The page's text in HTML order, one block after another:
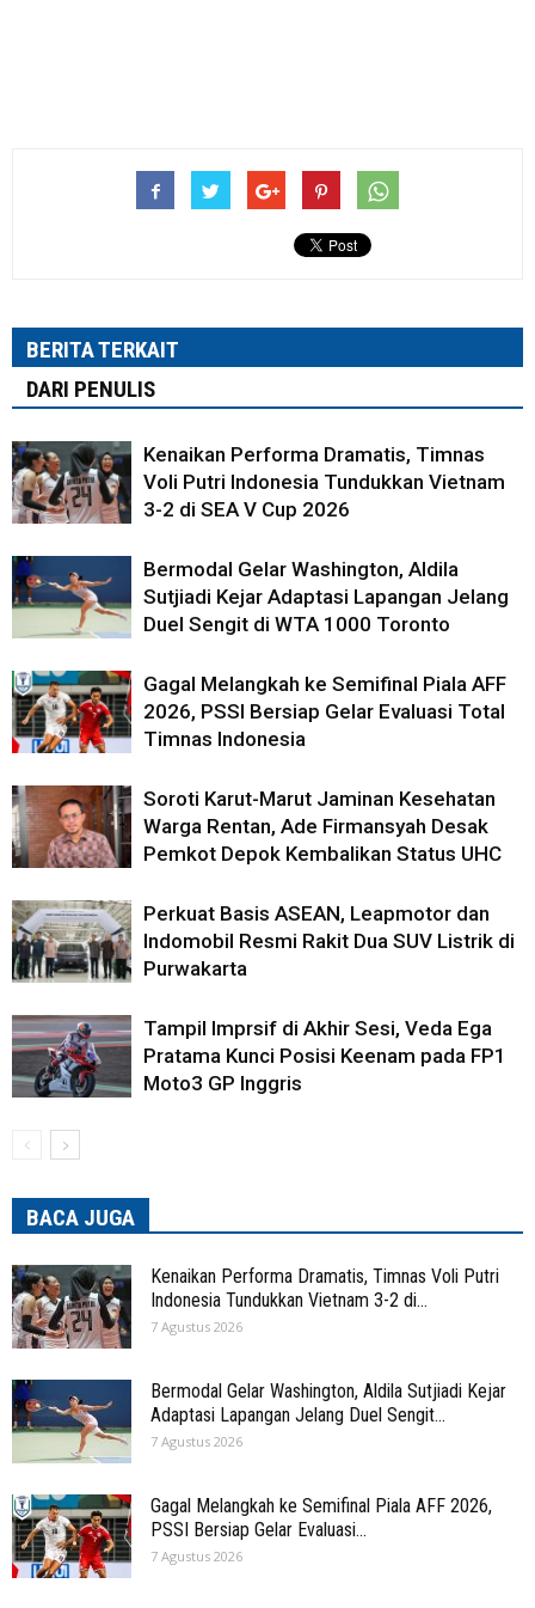
BERITA TERKAIT
DARI PENULIS
Kenaikan Performa Dramatis, Timnas
Voli Putri Indonesia Tundukkan Vietnam
3-2 di SEA V Cup 2026
Bermodal Gelar Washington, Aldila
Sutjiadi Kejar Adaptasi Lapangan Jelang
Duel Sengit di WTA 1000 Toronto
Gagal Melangkah ke Semifinal Piala AFF
2026, PSSI Bersiap Gelar Evaluasi Total
Timnas Indonesia
Soroti Karut-Marut Jaminan Kesehatan
Warga Rentan, Ade Firmansyah Desak
Pemkot Depok Kembalikan Status UHC
Perkuat Basis ASEAN, Leapmotor dan
Indomobil Resmi Rakit Dua SUV Listrik di
Purwakarta
Tampil Imprsif di Akhir Sesi, Veda Ega
Pratama Kunci Posisi Keenam pada FP1
Moto3 GP Inggris
BACA JUGA
Kenaikan Performa Dramatis, Timnas Voli Putri
Indonesia Tundukkan Vietnam 3-2 di...
7 Agustus 2026
Bermodal Gelar Washington, Aldila Sutjiadi Kejar
Adaptasi Lapangan Jelang Duel Sengit...
7 Agustus 2026
Gagal Melangkah ke Semifinal Piala AFF 2026,
PSSI Bersiap Gelar Evaluasi...
7 Agustus 2026